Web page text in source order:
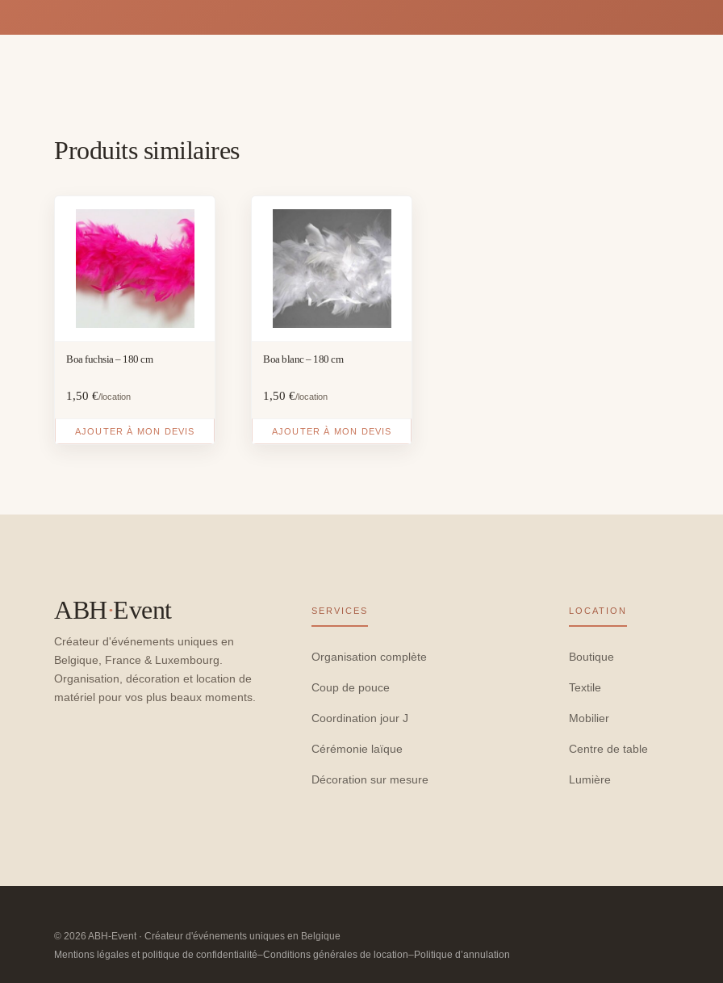
Produits similaires
Boa fuchsia – 180 cm
1,50€/location
AJOUTER À MON DEVIS
Boa blanc – 180 cm
1,50€/location
AJOUTER À MON DEVIS
ABH·Event
Créateur d'événements uniques en
Belgique, France & Luxembourg.
Organisation, décoration et location de
matériel pour vos plus beaux moments.
SERVICES
Organisation complète
Coup de pouce
Coordination jour J
Cérémonie laïque
Décoration sur mesure
LOCATION
Boutique
Textile
Mobilier
Centre de table
Lumière
© 2026 ABH-Event · Créateur d'événements uniques en Belgique
Mentions légales et politique de confidentialité–Conditions générales de location–Politique d’annulation